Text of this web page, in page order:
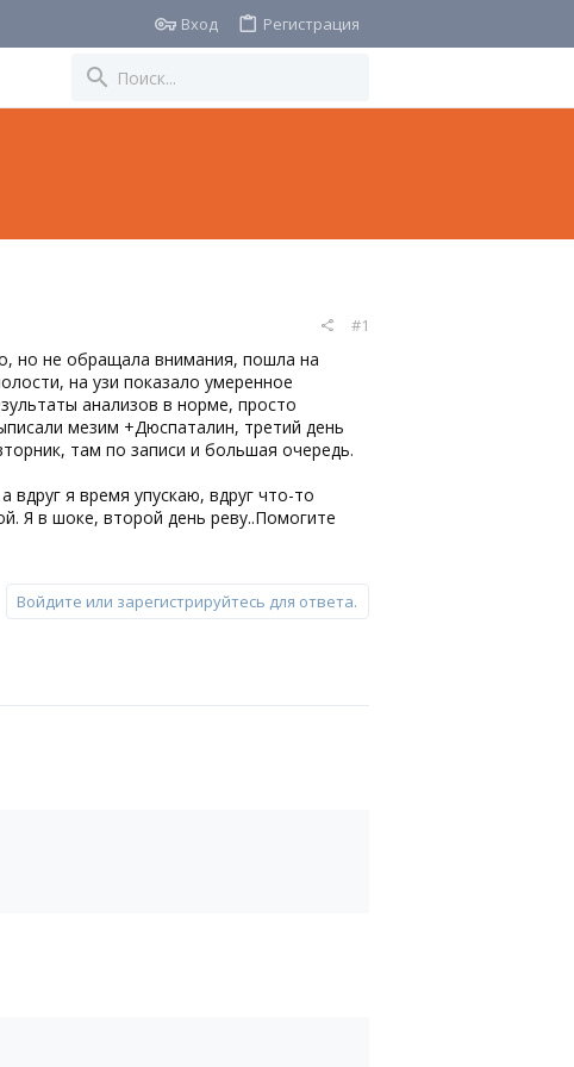
Вход Регистрация
#1
но не обращала внимания, пошла на
на узи показало умеренное
анализов в норме, просто
мезим +Дюспаталин, третий день
там по записи и большая очередь.
я время упускаю, вдруг что-то
Я в шоке, второй день реву..Помогите
Войдите или зарегистрируйтесь для ответа.